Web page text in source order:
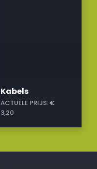
Kabels
ACTUELE PRIJS:€
3,20